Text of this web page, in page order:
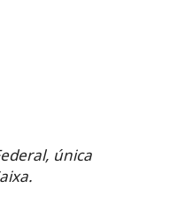
única